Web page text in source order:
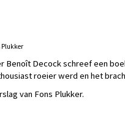
Plukker
Benoît Decock schreef een
roeier werd en het
van Fons Plukker.